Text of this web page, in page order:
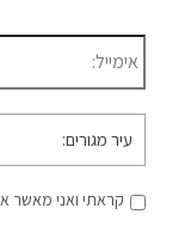
דוא״ל *
עיר
מגורים
קראתי ואני מאשר